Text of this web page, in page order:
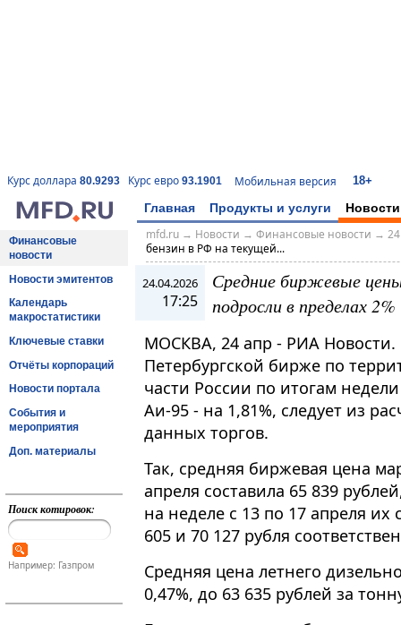
Курс доллара 80.9293 Курс евро 93.1901 Мобильная версия 18+
Главная Продукты и услуги Новости
Финансовые
новости
Новости эмитентов
Календарь
макростатистики
Ключевые ставки
Отчёты корпораций
Новости портала
События и
мероприятия
Доп. материалы
Поиск котировок:
Например: Газпром
mfd.ru→ Новости → Финансовые новости →
бензин в РФ на текущей...
24.04.2026
17:25
Средние биржевые
подросли в пределах 2%
МОСКВА, 24 апр - РИА
Петербургской бирже по
части России по итогам
Аи-95 - на 1,81%, следует из
данных торгов.
Так, средняя биржевая цена
апреля составила 65 839
на неделе с 13 по 17 апреля их
605 и 70 127 рубля
Средняя цена летнего
0,47%, до 63 635 рублей за